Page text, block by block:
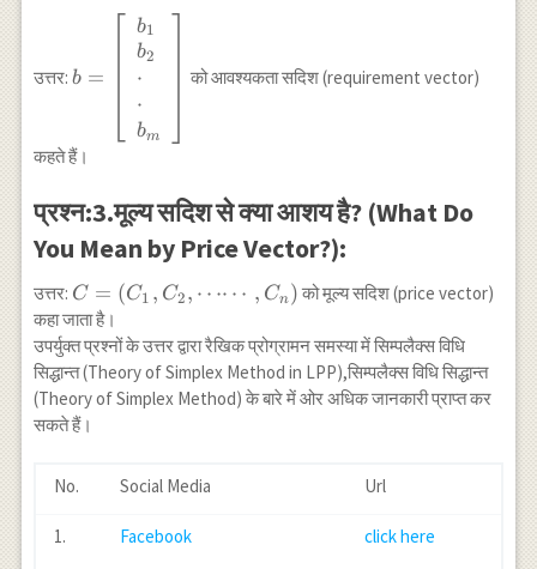
उत्तर:
b=\left[\begin{array}
{l} b_1 \\ b_2 \\
\cdot \\ \cdot \\
\end{array}\right]
b =
b1
b2
⋅
⋅
bm
को आवश्यकता सदिश (requirement vector)
कहते हैं।
प्रश्न:3.मूल्य सदिश से क्या आशय है? (What Do
You Mean by Price Vector?):
उत्तर: C=\left(C_1,
C_2, \cdots
\cdots ,
C_n\right)
C = (C1 , C2 , ⋯⋯ , Cn) को मूल्य सदिश (price vector)
कहा जाता है।
उपर्युक्त प्रश्नों के उत्तर द्वारा रैखिक प्रोग्रामन समस्या में सिम्पलैक्स विधि
सिद्धान्त (Theory of Simplex Method in LPP),सिम्पलैक्स विधि सिद्धान्त
(Theory of Simplex Method) के बारे में ओर अधिक जानकारी प्राप्त कर
सकते हैं।
No. Social Media Url
1. Facebook click here